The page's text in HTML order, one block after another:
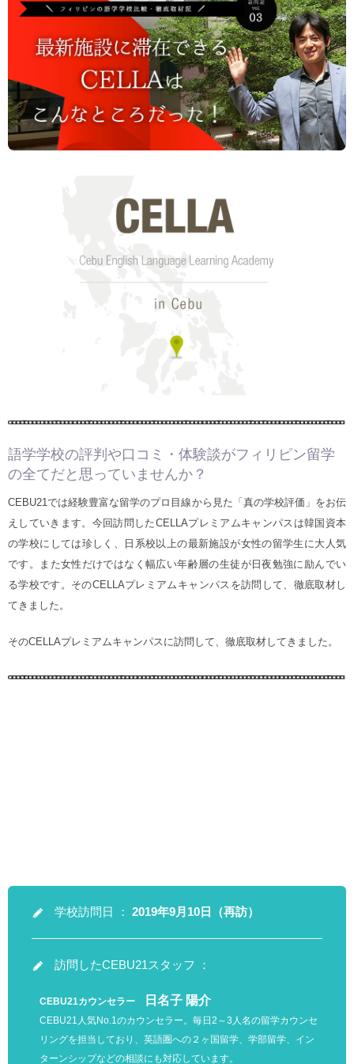
語学学校の評判や口コミ・体験談がフィリピン留学
の全てだと思っていませんか？
CEBU21では経験豊富な留学のプロ目線から見た「真の学校評価」をお伝
えしていきます。今回訪問したCELLAプレミアムキャンパスは韓国資本
の学校にしては珍しく、日系校以上の最新施設が女性の留学生に大人気
です。また女性だけではなく幅広い年齢層の生徒が日夜勉強に励んでい
る学校です。そのCELLAプレミアムキャンパスを訪問して、徹底取材し
てきました。
そのCELLAプレミアムキャンパスに訪問して、徹底取材してきました。
学校訪問日 ： 2019年9月10日（再訪）
訪問したCEBU21スタッフ ：
CEBU21カウンセラー 日名子 陽介
CEBU21人気No.1のカウンセラー。毎日2～3人名の留学カウンセ
リングを担当しており、英語圏への２ヶ国留学、学部留学、イン
ターンシップなどの相談にも対応しています。